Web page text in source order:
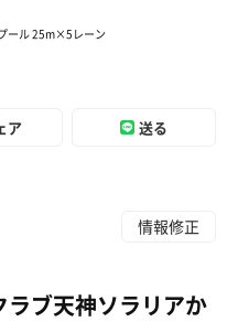
ール 25m×5レーン
ア 送る
情報修正
ブ天神ソラリアか